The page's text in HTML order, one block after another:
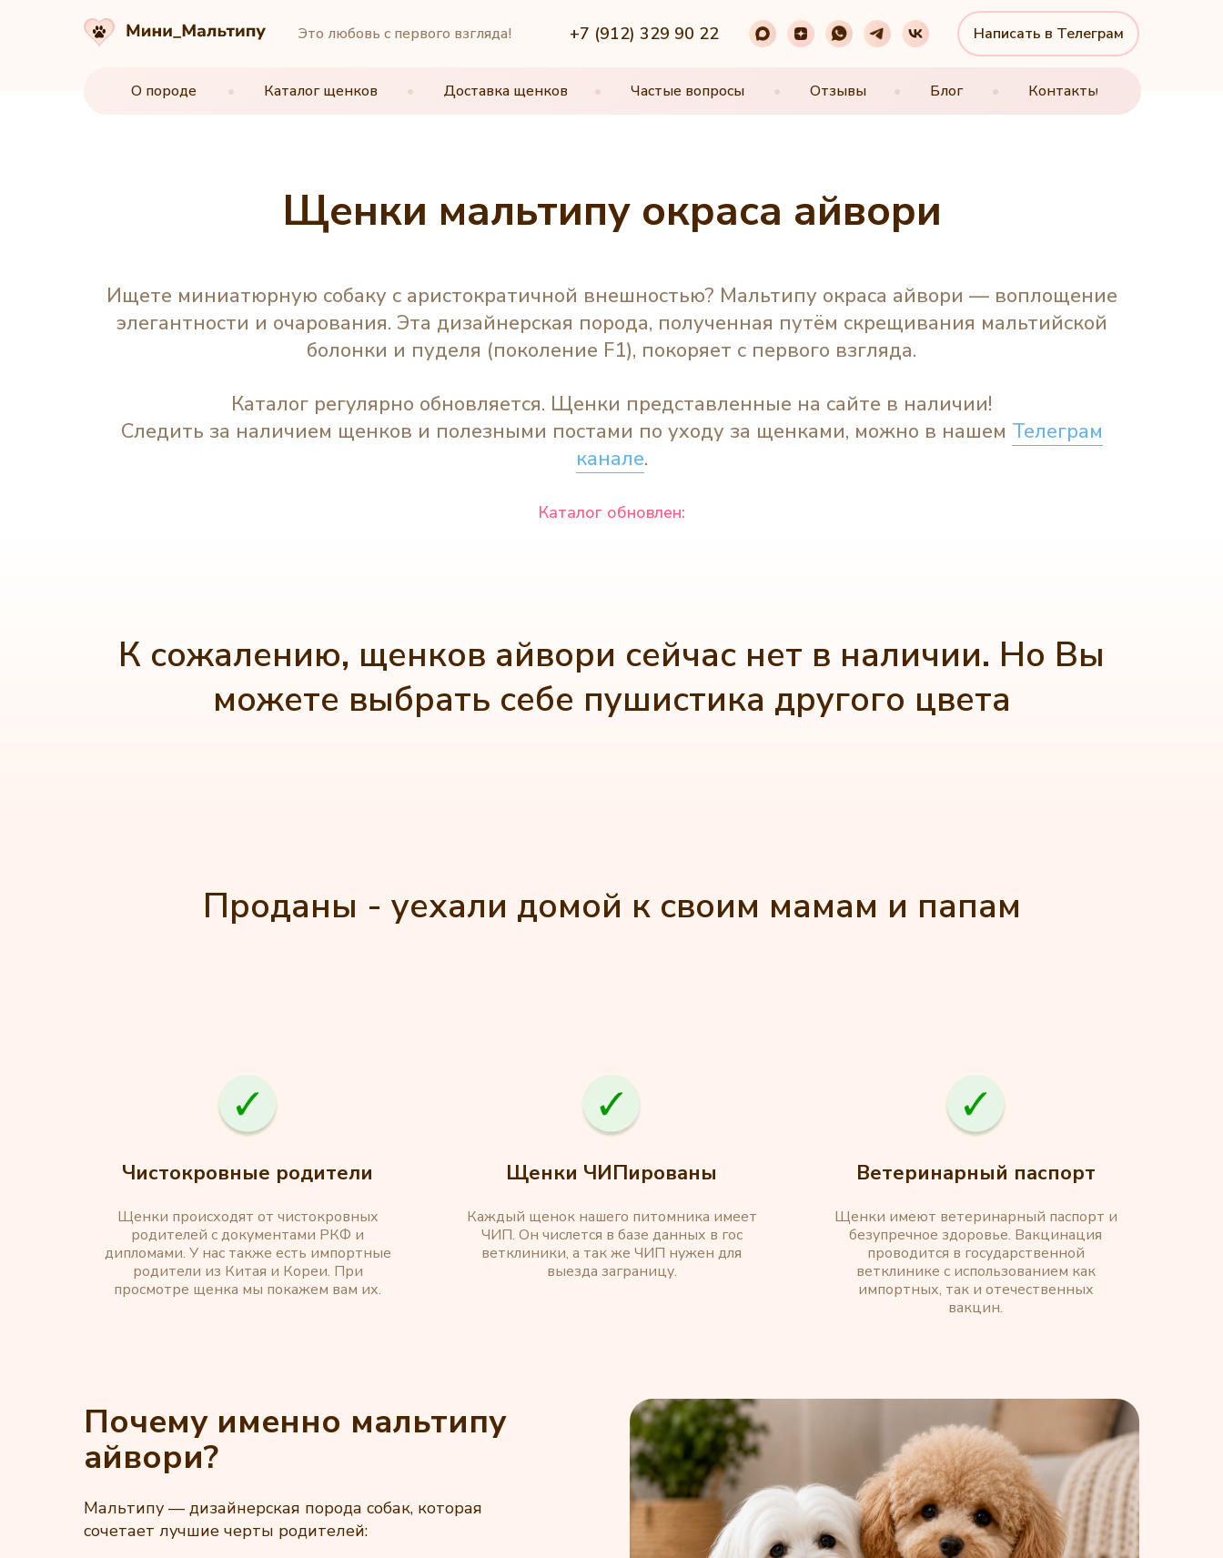
Написать в Телеграм
Это любовь с первого взгляда! +7 (912) 329 90 22
О породе Каталог щенков Доставка щенков Частые вопросы Отзывы Блог Контакты
• • • • • •
Написать в Телеграм
+7 (912) 329 90 22
О породе Каталог щенков Доставка щенков Частые вопросы Отзывы Блог Контакты
• • • • • •
Щенки мальтипу окраса айвори
Ищете миниатюрную собаку с аристократичной внешностью? Мальтипу окраса айвори — воплощение
элегантности и очарования. Эта дизайнерская порода, полученная путём скрещивания мальтийской
болонки и пуделя (поколение F1), покоряет с первого взгляда.
Каталог регулярно обновляется. Щенки представленные на сайте в наличии!
Следить за наличием щенков и полезными постами по уходу за щенками, можно в нашем Телеграм
канале.
Каталог обновлен:
К сожалению, щенков айвори сейчас нет в наличии. Но Вы
можете выбрать себе пушистика другого цвета
Проданы - уехали домой к своим мамам и папам
Чистокровные родители
Щенки происходят от чистокровных
родителей с документами РКФ и
дипломами. У нас также есть импортные
родители из Китая и Кореи. При
просмотре щенка мы покажем вам их.
Щенки ЧИПированы
Каждый щенок нашего питомника имеет
ЧИП. Он числется в базе данных в гос
ветклиники, а так же ЧИП нужен для
выезда заграницу.
Ветеринарный паспорт
Щенки имеют ветеринарный паспорт и
безупречное здоровье. Вакцинация
проводится в государственной
ветклинике с использованием как
импортных, так и отечественных
вакцин.
Почему именно мальтипу
айвори?
Мальтипу — дизайнерская порода собак, которая
сочетает лучшие черты родителей: